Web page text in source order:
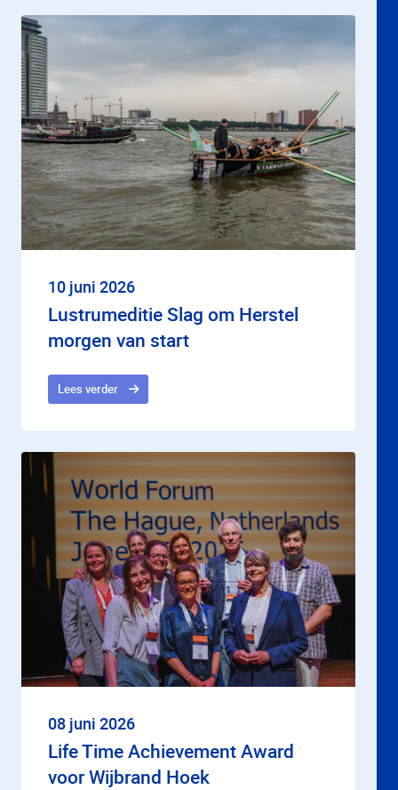
10 juni 2026
Lustrumeditie Slag om Herstel
morgen van start
Lees verder
08 juni 2026
Life Time Achievement Award
voor Wijbrand Hoek